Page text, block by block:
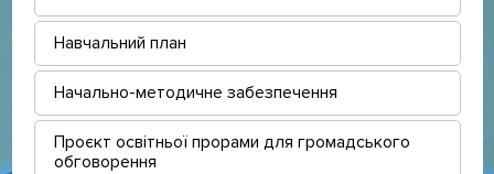
Навчальний план
Начально-методичне забезпечення
Проєкт освітньої прорами для громадського
обговорення